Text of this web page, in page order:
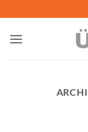
al
contenido